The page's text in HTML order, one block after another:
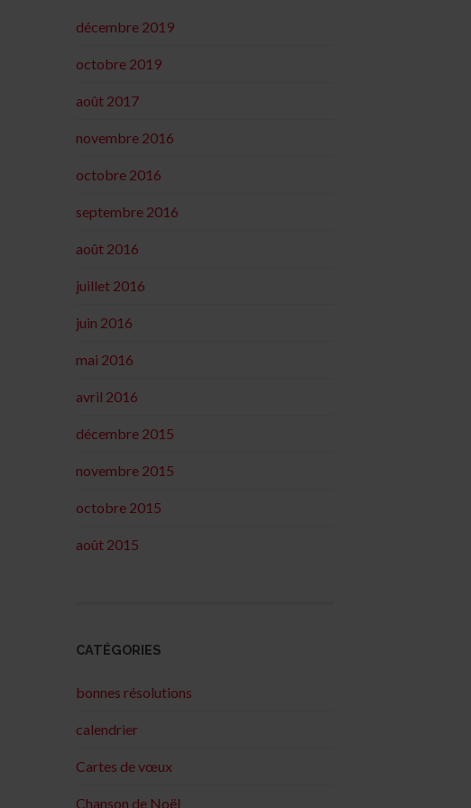
décembre 2019
octobre 2019
août 2017
novembre 2016
octobre 2016
septembre 2016
août 2016
juillet 2016
juin 2016
mai 2016
avril 2016
décembre 2015
novembre 2015
octobre 2015
août 2015
CATÉGORIES
bonnes résolutions
calendrier
Cartes de vœux
Chanson de Noël